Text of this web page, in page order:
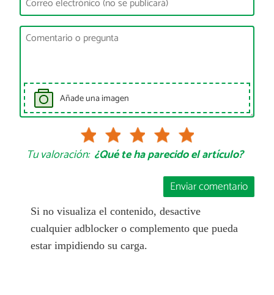
Añade una imagen
Tu valoración: ¿Qué te ha parecido el artículo?
Enviar comentario
Si no visualiza el contenido, desactive
cualquier adblocker o complemento que pueda
estar impidiendo su carga.